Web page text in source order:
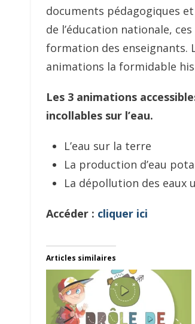
documents pédagogiques
de l’éducation nationale,
formation des enseignants.
animations la formidable
Les 3 animations
incollables sur l’eau.
L’eau sur la terre
La production d’eau
La dépollution des eaux
Accéder : cliquer ici
Articles similaires